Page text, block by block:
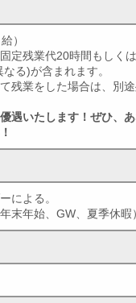
）
定残業代20時間もしく
る)が含まれます。
残業をした場合は、別
遇いたします！ぜひ、
による。
末年始、GW、夏季休暇）